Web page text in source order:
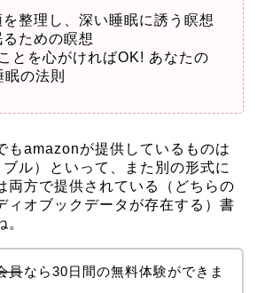
整理し、深い睡眠に誘う瞑想
ための瞑想
とを心がければOK! あなたの
の法則
もamazonが提供しているものは
ル）
といって、また別の形式に
両方で提供されている（どちらの
ィオブックデータが存在する）書
員なら30日間の無料体験ができま